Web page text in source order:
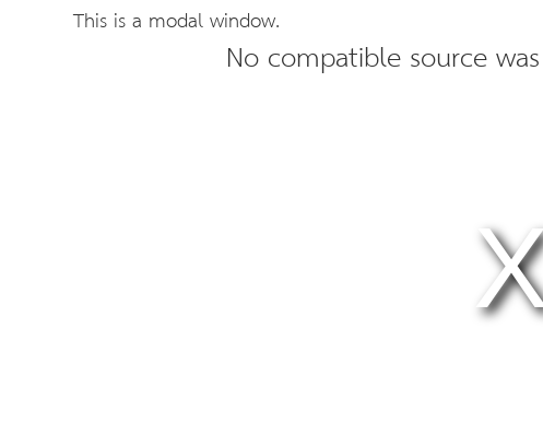
This is a modal window.
No compatible source